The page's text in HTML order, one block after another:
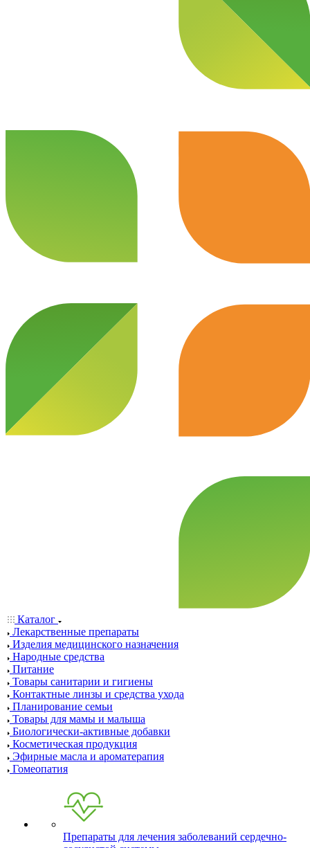
Каталог
Лекарственные препараты
Изделия медицинского назначения
Народные средства
Питание
Товары санитарии и гигиены
Контактные линзы и средства ухода
Планирование семьи
Товары для мамы и малыша
Биологически-активные добавки
Косметическая продукция
Эфирные масла и ароматерапия
Гомеопатия
Препараты для лечения заболеваний сердечно-